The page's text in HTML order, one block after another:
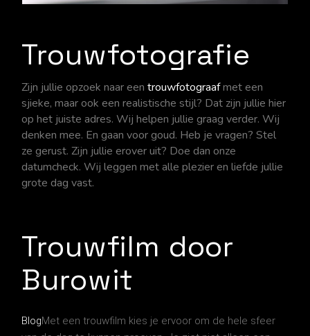
Trouwfotografie
Zijn jullie opzoek naar eentrouwfotograafmet een
sjieke, maar ook een realistische stijl? Dat zijn jullie hier
op het juiste adres. Wij helpen jullie graag verder. Wij
denken mee. En gaan voor goud. Heb je vragen? Stel
ze gerust. Zijn jullie erover uit? Doe dan onze
datumcheck. Wij leggen met alle plezier en liefde jullie
grote dag vast.
Trouwfilm door
Burowit
BlogMet een trouwfilm kies je ervoor om de hele sfeer